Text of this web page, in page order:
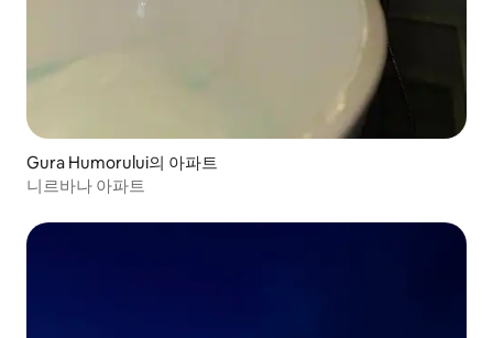
Gura Humorului의 아파트
니르바나 아파트